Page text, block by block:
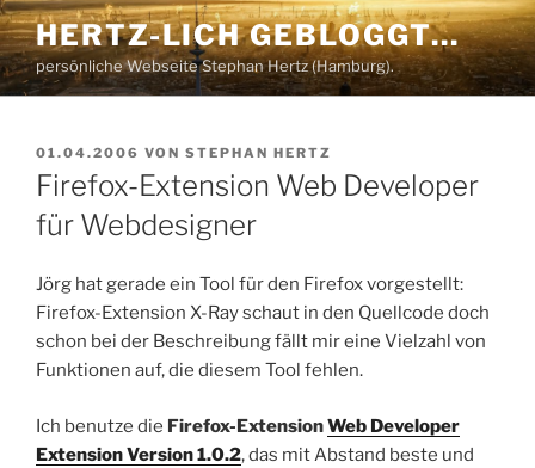
Zum
Inhalt
springen
HERTZ-LICH GEBLOGGT…
persönliche Webseite Stephan Hertz (Hamburg).
VERÖFFENTLICHT
AM
01.04.2006 VON STEPHAN HERTZ
Firefox-Extension Web Developer
für Webdesigner
Jörg hat gerade ein Tool für den Firefox vorgestellt:
Firefox-Extension X-Ray schaut in den Quellcode doch
schon bei der Beschreibung fällt mir eine Vielzahl von
Funktionen auf, die diesem Tool fehlen.
Ich benutze die Firefox-ExtensionWeb Developer
Extension Version 1.0.2, das mit Abstand beste und